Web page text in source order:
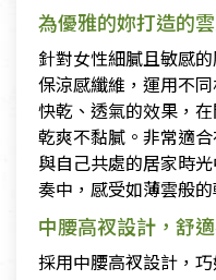
為優雅的妳打造的
針對女性細膩且敏感
保涼感纖維，運用不
快乾、透氣的效果，
乾爽不黏膩。非常適
與自己共處的居家時
奏中，感受如薄雲般的
中腰高衩設計，舒
採用中腰高衩設計，